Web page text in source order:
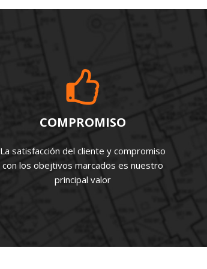
COMPROMISO
La satisfacción del cliente y compromiso
con los obejtivos marcados es nuestro
principal valor